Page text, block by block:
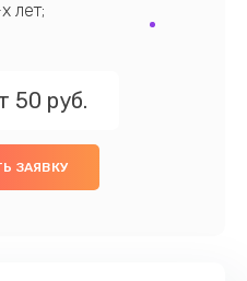
лет;
50 руб.
ЗАЯВКУ